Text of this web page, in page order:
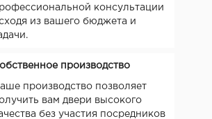
консультации
из вашего бюджета и
производство
производство позволяет
вам двери высокого
без участия посредников